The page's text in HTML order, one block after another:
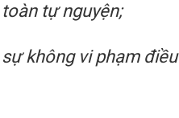
tự nguyện;
không vi phạm điều